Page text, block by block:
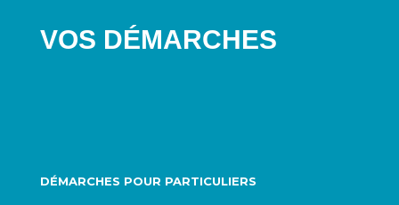
VOS DÉMARCHES
DÉMARCHES POUR PARTICULIERS